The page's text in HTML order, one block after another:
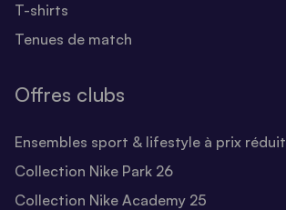
T-shirts
Tenues de match
Offres clubs
Ensembles sport & lifestyle à prix réduit
Collection Nike Park 26
Collection Nike Academy 25